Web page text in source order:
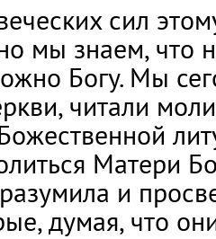
сил
мы знаем, что
Богу. Мы
читали
Матери
и
думая, что